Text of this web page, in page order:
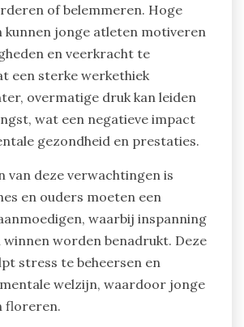
of belemmeren. Hoge
kunnen jonge atleten motiveren
en veerkracht te
een sterke werkethiek
overmatige druk kan leiden
wat een negatieve impact
gezondheid en prestaties.
van deze verwachtingen is
en ouders moeten een
waarbij inspanning
winnen worden benadrukt. Deze
stress te beheersen en
welzijn, waardoor jonge
floreren.